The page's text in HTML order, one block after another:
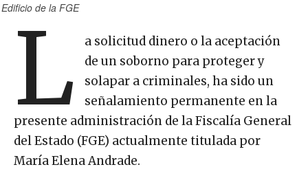
Edificio de la FGE
L
a solicitud dinero o la aceptación
de un soborno para proteger y
solapar a criminales, ha sido un
señalamiento permanente en la
presente administración de la Fiscalía General
del Estado (FGE) actualmente titulada por
María Elena Andrade.